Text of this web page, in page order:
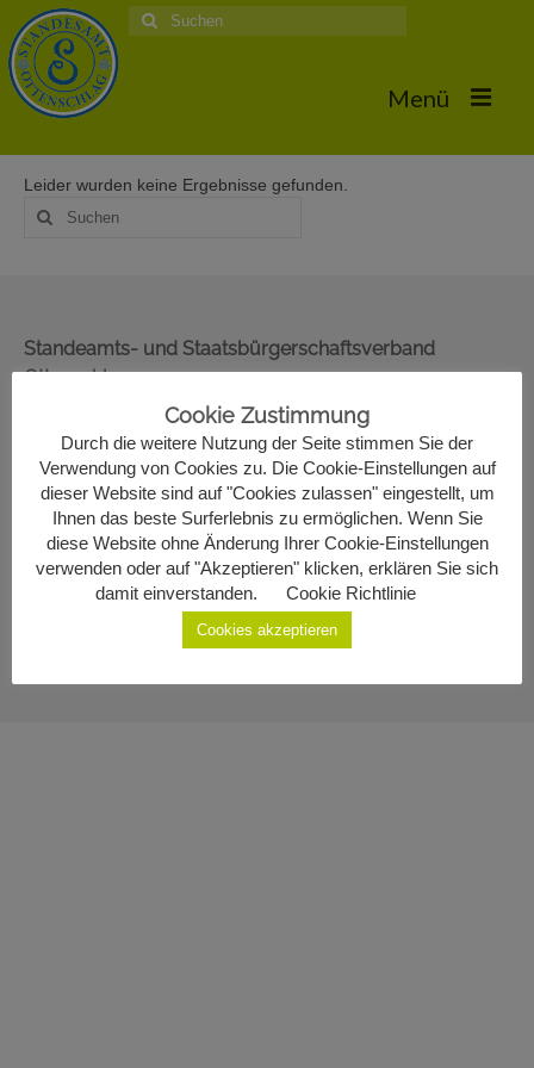
Suche
nach:
Menü
Home
Hochzeiten 2026
Hochzeiten 2024
Hochzeiten 2017
Geburten
Staatsbürgerschaft
Leider wurden keine Ergebnisse gefunden.
Suche
nach:
Standeamts- und Staatsbürgerschaftsverband
Ottenschlag
3631 Ottenschlag
02872/7330-13
standesamt@ottenschlag.eu
Impressum
Datenschutzerklärung
Cookie Zustimmung
Durch die weitere Nutzung der Seite stimmen Sie der
Verwendung von Cookies zu. Die Cookie-Einstellungen auf
dieser Website sind auf "Cookies zulassen" eingestellt, um
Ihnen das beste Surferlebnis zu ermöglichen. Wenn Sie
diese Website ohne Änderung Ihrer Cookie-Einstellungen
verwenden oder auf "Akzeptieren" klicken, erklären Sie sich
damit einverstanden.
Cookie Richtlinie
Cookies akzeptieren